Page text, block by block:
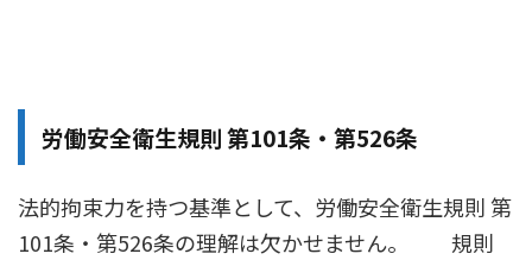
労働安全衛生規則 第101条・第526条
法的拘束力を持つ基準として、労働安全衛生規則 第
101条・第526条の理解は欠かせません。 規則